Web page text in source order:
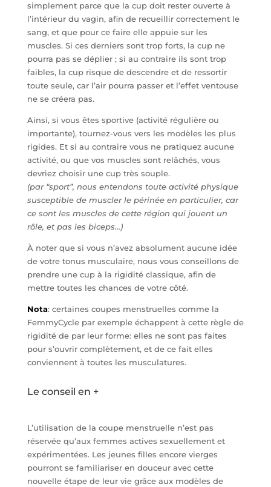
simplement parce que la cup doit rester ouverte à
l’intérieur du vagin, afin de recueillir correctement le
sang, et que pour ce faire elle appuie sur les
muscles. Si ces derniers sont trop forts, la cup ne
pourra pas se déplier ; si au contraire ils sont trop
faibles, la cup risque de descendre et de ressortir
toute seule, car l’air pourra passer et l’effet ventouse
ne se créera pas.
Ainsi, si vous êtes sportive (activité régulière ou
importante), tournez-vous vers les modèles les plus
rigides. Et si au contraire vous ne pratiquez aucune
activité, ou que vos muscles sont relâchés, vous
devriez choisir une cup très souple.
(par “sport”, nous entendons toute activité physique
susceptible de muscler le périnée en particulier, car
ce sont les muscles de cette région qui jouent un
rôle, et pas les biceps…)
À noter que si vous n’avez absolument aucune idée
de votre tonus musculaire, nous vous conseillons de
prendre une cup à la rigidité classique, afin de
mettre toutes les chances de votre côté.
Nota: certaines coupes menstruelles comme la
FemmyCycle par exemple échappent à cette règle de
rigidité de par leur forme: elles ne sont pas faites
pour s’ouvrir complètement, et de ce fait elles
conviennent à toutes les musculatures.
Le conseil en +
L’utilisation de la coupe menstruelle n’est pas
réservée qu’aux femmes actives sexuellement et
expérimentées. Les jeunes filles encore vierges
pourront se familiariser en douceur avec cette
nouvelle étape de leur vie grâce aux modèles de